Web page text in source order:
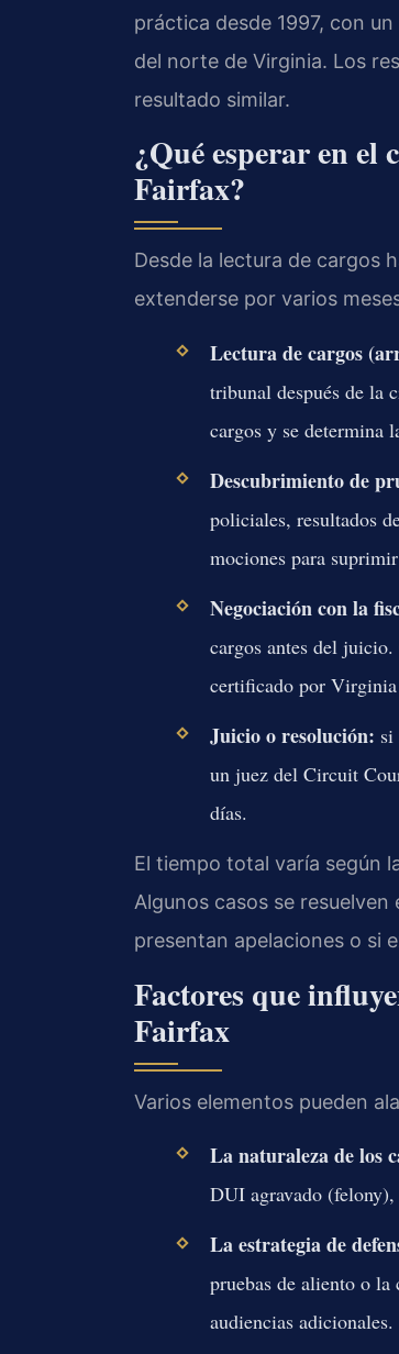
práctica desde 1997, con
del norte de Virginia. Los
resultado similar.
¿Qué esperar en el
Fairfax?
Desde la lectura de cargos
extenderse por varios
Lectura de cargos
tribunal después de la
cargos y se determina
Descubrimiento de
policiales, resultados
mociones para
Negociación con la
cargos antes del
certificado por Virginia
Juicio o resolución: si
un juez del Circuit
días.
El tiempo total varía según
Algunos casos se
presentan apelaciones o si
Factores que
Fairfax
Varios elementos pueden
La naturaleza de los
DUI agravado
La estrategia de
pruebas de aliento o la
audiencias adicionales.